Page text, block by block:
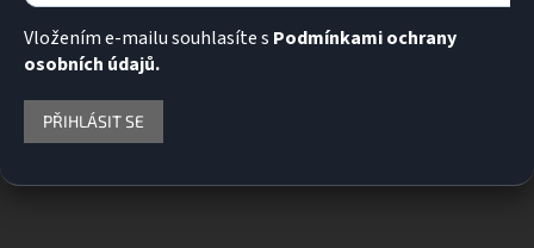
Vložením e-mailu souhlasíte s Podmínkami ochrany
osobních údajů.
PŘIHLÁSIT SE